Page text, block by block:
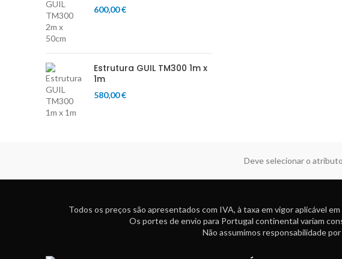
600,00€
Estrutura GUIL TM300 1m x
1m
580,00€
Deve selecionar o
Todos os preços são apresentados com IVA, à taxa em vigor aplicável
Os portes de envio para Portugal continental variam
Não assumimos responsabilidade